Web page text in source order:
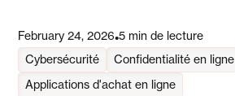
February 24, 2026•5 min de lecture
Cybersécurité
Confidentialité en ligne
Applications d'achat en ligne